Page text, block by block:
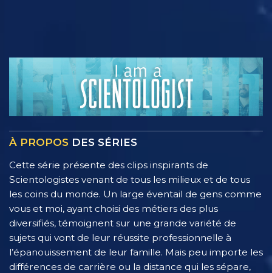
À PROPOS DES SÉRIES
Cette série présente des clips inspirants de
Scientologistes venant de tous les milieux et de tous
les coins du monde. Un large éventail de gens comme
vous et moi, ayant choisi des métiers des plus
diversifiés, témoignent sur une grande variété de
sujets qui vont de leur réussite professionnelle à
l’épanouissement de leur famille. Mais peu importe les
différences de carrière ou la distance qui les sépare,